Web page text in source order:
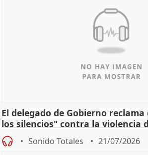
El delegado de Gobierno reclama
los silencios" contra la violencia
Sonido Totales 21/07/2026